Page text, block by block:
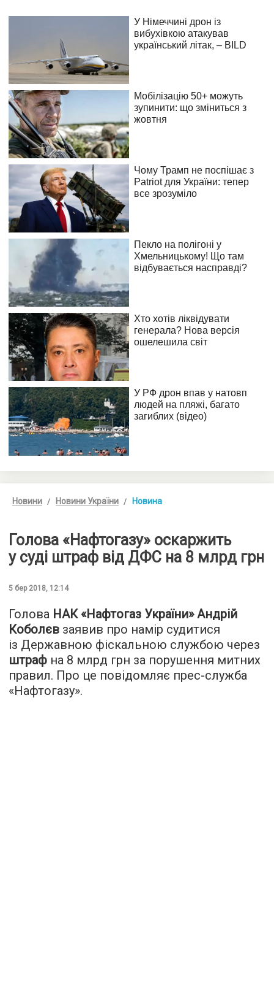
Новини Новини України Новина
Голова «Нафтогазу» оскаржить
у суді штраф від ДФС на 8 млрд грн
5 бер 2018, 12:14
Голова НАК «Нафтогаз України» Андрій
Коболєв заявив про намір судитися
із Державною фіскальною службою через
штраф на 8 млрд грн за порушення митних
правил. Про це повідомляє прес-служба
«Нафтогазу».